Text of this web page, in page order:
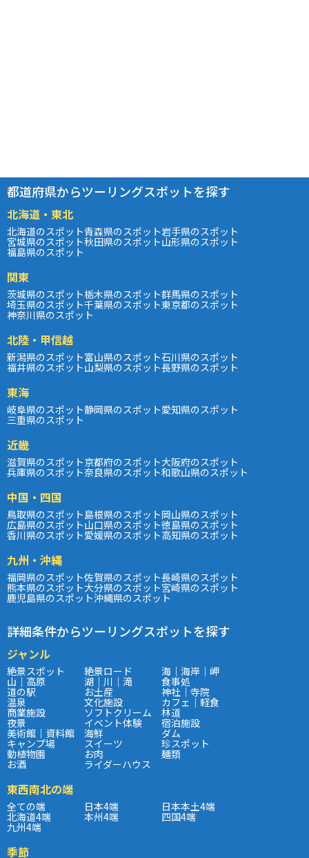
都道府県からツーリングスポットを探す
北海道・東北
北海道のスポット青森県のスポット岩手県のスポット
宮城県のスポット秋田県のスポット山形県のスポット
福島県のスポット
関東
茨城県のスポット栃木県のスポット群馬県のスポット
埼玉県のスポット千葉県のスポット東京都のスポット
神奈川県のスポット
北陸・甲信越
新潟県のスポット富山県のスポット石川県のスポット
福井県のスポット山梨県のスポット長野県のスポット
東海
岐阜県のスポット静岡県のスポット愛知県のスポット
三重県のスポット
近畿
滋賀県のスポット京都府のスポット大阪府のスポット
兵庫県のスポット奈良県のスポット和歌山県のスポット
中国・四国
鳥取県のスポット島根県のスポット岡山県のスポット
広島県のスポット山口県のスポット徳島県のスポット
香川県のスポット愛媛県のスポット高知県のスポット
九州・沖縄
福岡県のスポット佐賀県のスポット長崎県のスポット
熊本県のスポット大分県のスポット宮崎県のスポット
鹿児島県のスポット沖縄県のスポット
詳細条件からツーリングスポットを探す
ジャンル
絶景スポット 絶景ロード 海｜海岸｜岬
山｜高原 湖｜川｜滝 食事処
道の駅 お土産 神社｜寺院
温泉 文化施設 カフェ｜軽食
商業施設 ソフトクリーム 林道
夜景 イベント体験 宿泊施設
美術館｜資料館 海鮮 ダム
キャンプ場 スイーツ 珍スポット
動植物園 お肉 麺類
お酒 ライダーハウス
東西南北の端
全ての端 日本4端 日本本土4端
北海道4端 本州4端 四国4端
九州4端
季節